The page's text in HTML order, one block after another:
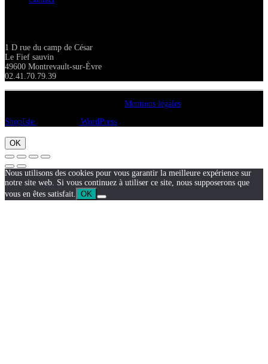
1 D rue du camp de César
Le Fief sauvin
49600 Montrevault-sur-Èvre
02.41.70.79.39
Mentions légales
ShopIsle
WordPress
OK
Nous utilisons des cookies pour vous garantir la meilleure expérience sur
notre site web. Si vous continuez à utiliser ce site, nous supposerons que
vous en êtes satisfait.
OK